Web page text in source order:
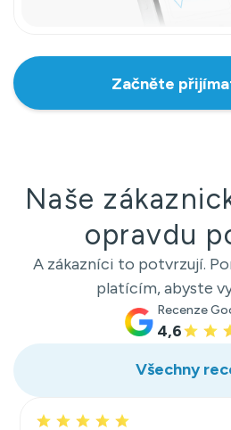
Začněte
Naše
opravdu
A zákazníci to potvrzují.
platícím, abyste
Recenze
4,6
Všechny